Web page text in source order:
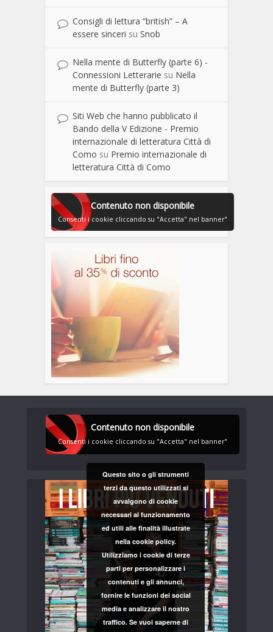
Consigli di lettura “british” – A
essere sinceri su Snob
Nella mente di Butterfly (parte 6) -
Connessioni Letterarie su Nella
mente di Butterfly (parte 3)
Siti Web che hanno pubblicato il
Bando della V Edizione - Premio
internazionale di letteratura Città di
Como su Premio internazionale di
letteratura Città di Como
Contenuto non disponibile
Consenti i cookie cliccando su "Accetta" nel banner"
Contenuto non disponibile
Consenti i cookie cliccando su "Accetta" nel banner"
Questo sito o gli strumenti
terzi da questo utilizzati si
avvalgono di cookie
necessari al funzionamento
ed utili alle finalità illustrate
nella cookie policy.
Utilizziamo i cookie di terze
parti per personalizzare i
contenuti e gli annunci,
fornire le funzioni dei social
media e analizzare il nostro
traffico. Se vuoi saperne di